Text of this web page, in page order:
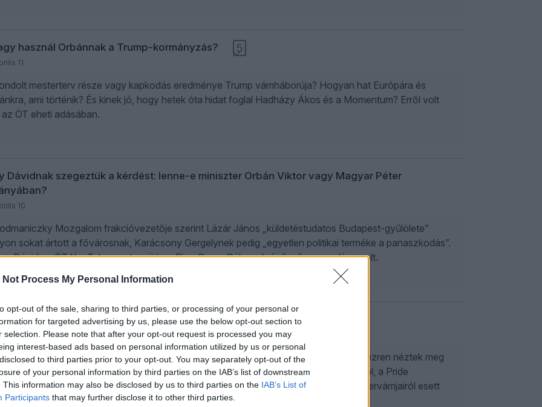
Not Process My Personal Information
opt-out of the sale, sharing to third parties, or processing of your personal or
for targeted advertising by us, please use the below opt-out section to
selection. Please note that after your opt-out request is processed you may
interest-based ads based on personal information utilized by us or personal
to third parties prior to your opt-out. You may separately opt-out of the
of your personal information by third parties on the IAB’s list of downstream
This information may also be disclosed by us to third parties on the IAB’s List of
Participants that may further disclose it to other third parties.
használ Orbánnak a Trump-kormányzás?
11.
5
mesterterv része vagy kapkodás eredménye Trump vámháborúja? Hogyan hat Európára és
ami történik? És kinek jó, hogy hetek óta hidat foglal Hadházy Ákos és a Momentum? Erről volt
ÖT eheti adásában.
Dávidnak szegeztük a kérdést: lenne-e miniszter Orbán Viktor vagy Magyar Péter
10.
Mozgalom frakcióvezetője szerint Lázár János „küldetéstudatos Budapest-gyűlölete”
sokat ártott a fővárosnak, Karácsony Gergelynek pedig „egyetlen politikai terméke a panaszkodás”.
Dávid az ÖT YouTube-csatornáján a Ring Gavra Gáborral című műsor vendége volt.
Schiffer András egy dologban egyetért Magyar Péterrel
9.
érdeklődés kísérte a Közelkép Schiffer Andrással első adását, melyet mintegy 150 ezren néztek meg
Youtube-csatornáján. A második adásban többek közt a Magyar Péter földharcairól, a Pride
váratlan mellékhatásairól, a magyar diplomácia trollkodásairól és Trump szupervámjairól esett